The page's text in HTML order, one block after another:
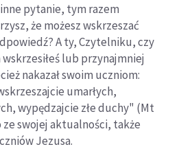
pytanie, tym razem
że możesz wskrzeszać
A ty, Czytelniku, czy
lub przynajmniej
nakazał swoim uczniom:
umarłych,
wypędzajcie złe duchy" (Mt
ze swojej aktualności, także
Jezusa.